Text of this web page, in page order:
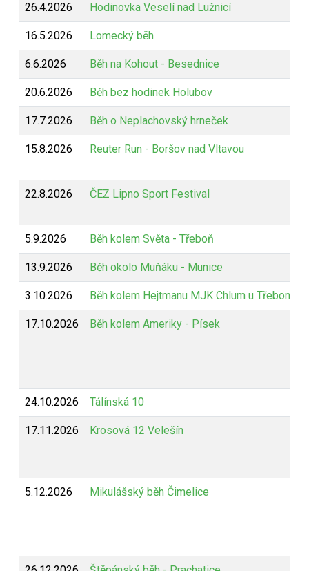
26.4.2026 Hodinovka Veselí nad Lužnicí
16.5.2026 Lomecký běh
6.6.2026 Běh na Kohout - Besednice
20.6.2026 Běh bez hodinek Holubov
17.7.2026 Běh o Neplachovský hrneček
15.8.2026 Reuter Run - Boršov nad Vltavou
22.8.2026 ČEZ Lipno Sport Festival
5.9.2026 Běh kolem Světa - Třeboň
13.9.2026 Běh okolo Muňáku - Munice
3.10.2026 Běh kolem Hejtmanu MJK Chlum u Třeboně
17.10.2026 Běh kolem Ameriky - Písek
24.10.2026 Tálínská 10
17.11.2026 Krosová 12 Velešín
5.12.2026 Mikulášský běh Čimelice